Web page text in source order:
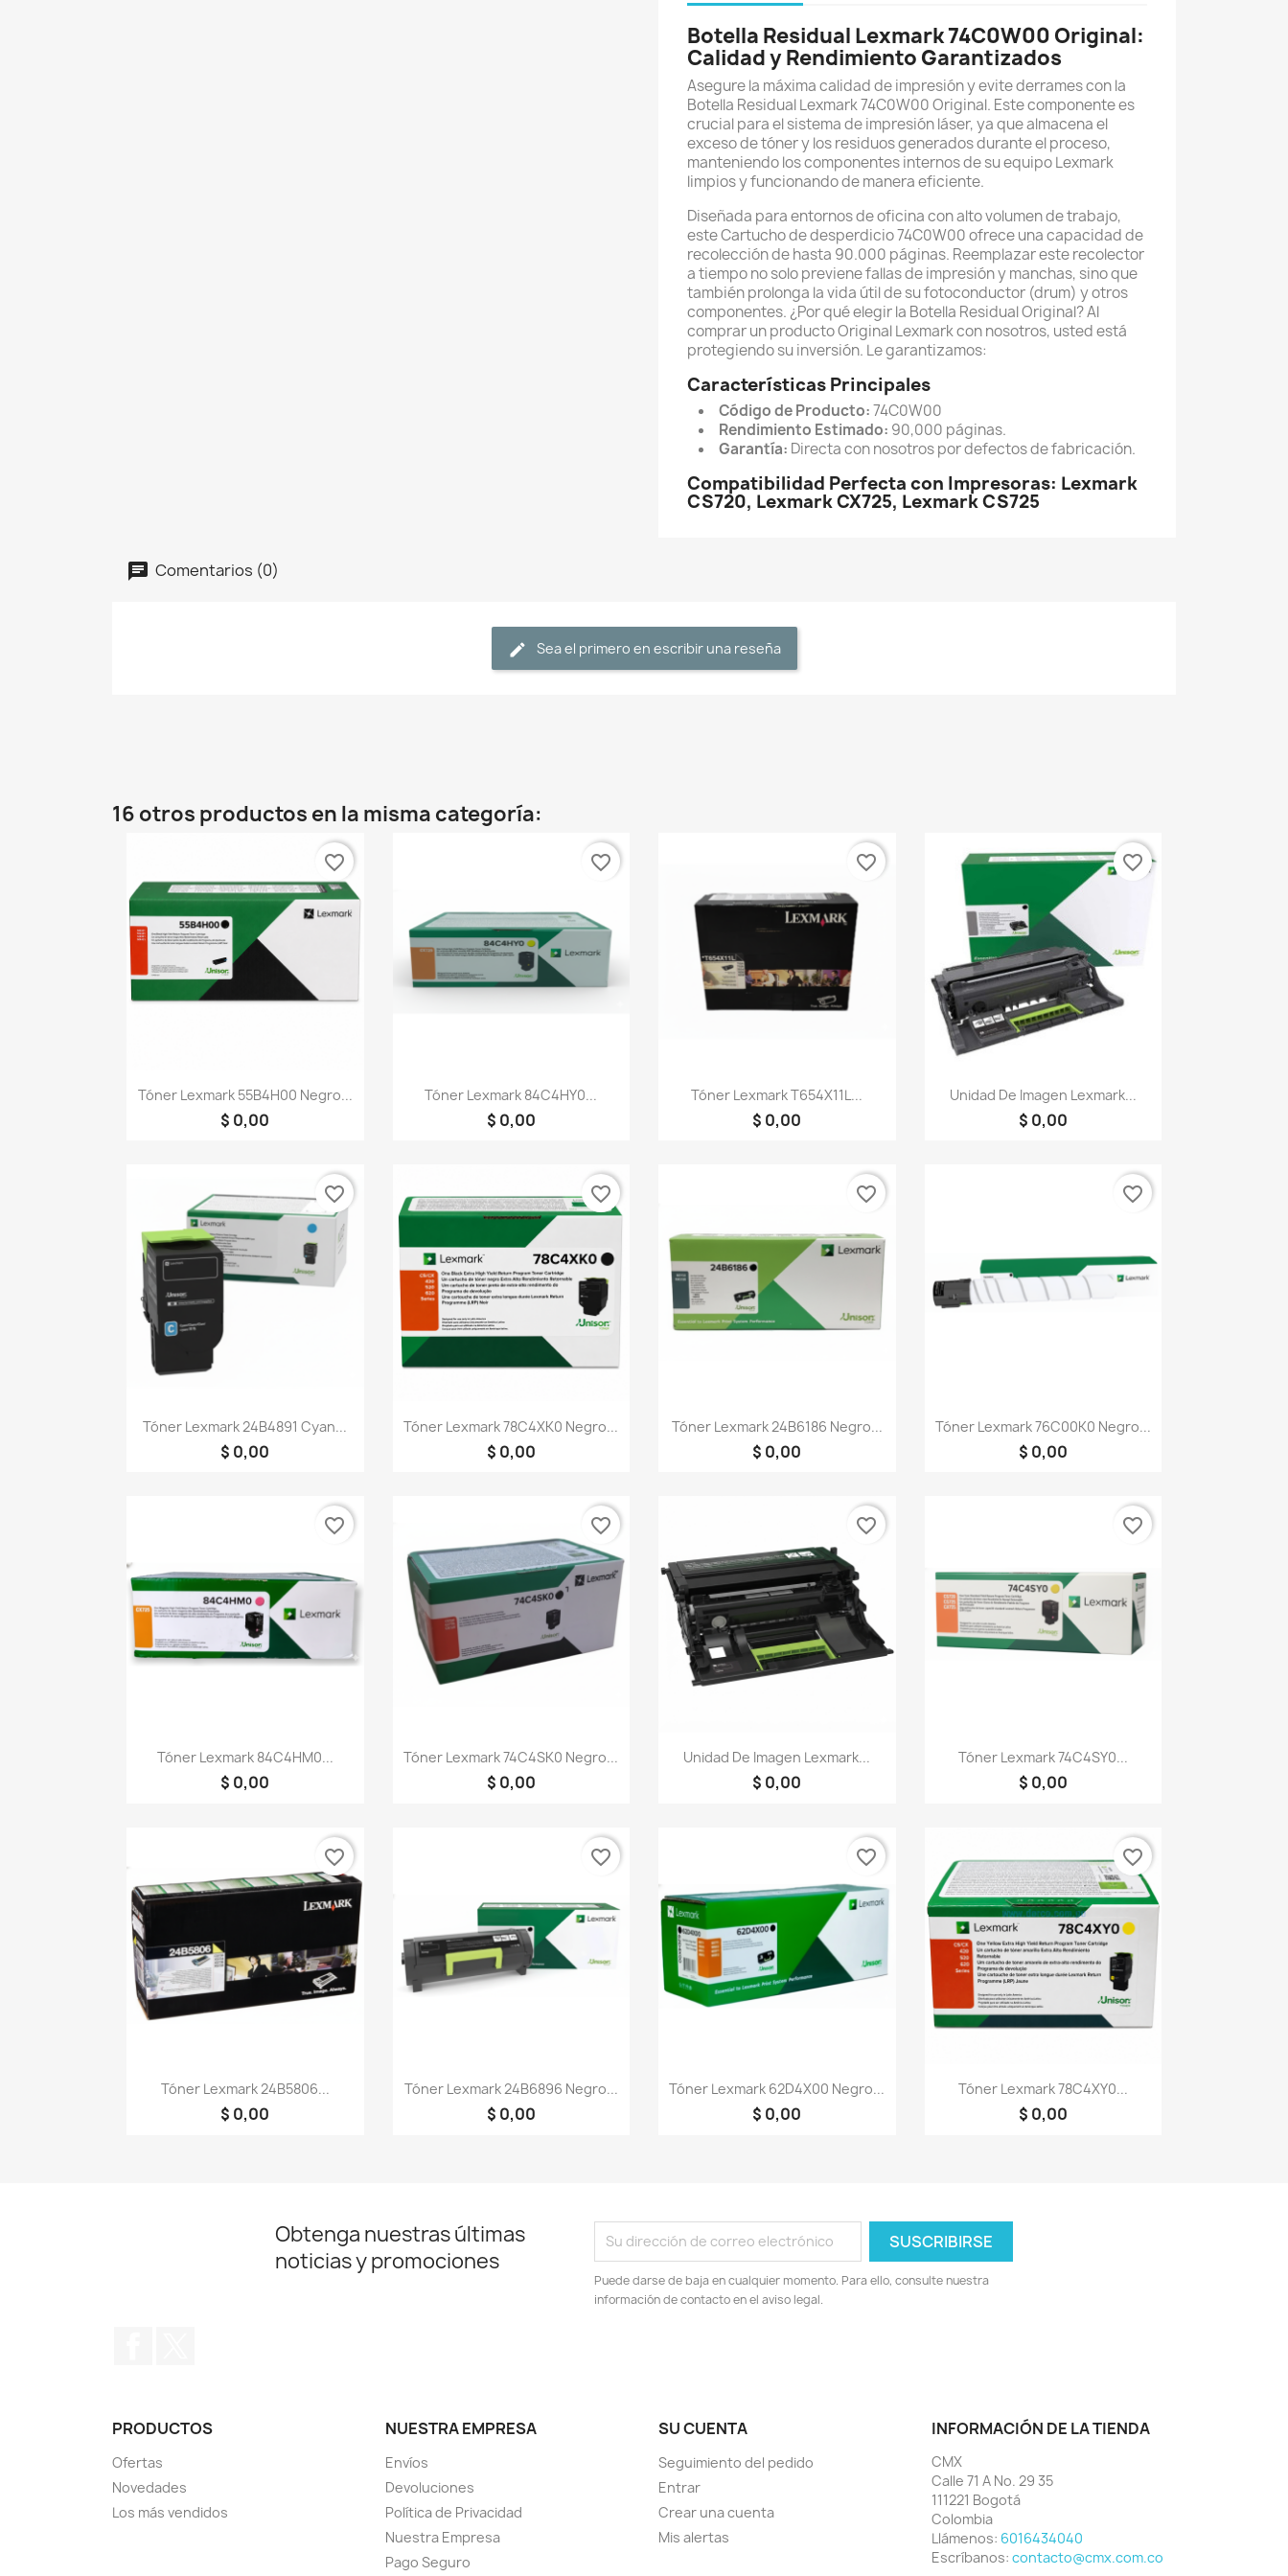
Botella Residual Lexmark 74C0W00 Original:
Calidad y Rendimiento Garantizados
Asegure la máxima calidad de impresión y evite derrames con la
Botella Residual Lexmark 74C0W00 Original. Este componente es
crucial para el sistema de impresión láser, ya que almacena el
exceso de tóner y los residuos generados durante el proceso,
manteniendo los componentes internos de su equipo Lexmark
limpios y funcionando de manera eficiente.
Diseñada para entornos de oficina con alto volumen de trabajo,
este Cartucho de desperdicio 74C0W00 ofrece una capacidad de
recolección de hasta 90.000 páginas. Reemplazar este recolector
a tiempo no solo previene fallas de impresión y manchas, sino que
también prolonga la vida útil de su fotoconductor (drum) y otros
componentes. ¿Por qué elegir la Botella Residual Original? Al
comprar un producto Original Lexmark con nosotros, usted está
protegiendo su inversión. Le garantizamos:
Características Principales
Código de Producto:74C0W00
Rendimiento Estimado: 90,000 páginas.
Garantía: Directa con nosotros por defectos de fabricación.
Compatibilidad Perfecta con Impresoras: Lexmark
CS720, Lexmark CX725, Lexmark CS725
Comentarios (0)
Sea el primero en escribir una reseña
16 otros productos en la misma categoría:
Vista rápida
Tóner Lexmark 55B4H00 Negro...
$ 0,00
favorite_border
Vista rápida
Tóner Lexmark 84C4HY0...
$ 0,00
favorite_border
Vista rápida
Tóner Lexmark T654X11L...
$ 0,00
favorite_border
Vista rápida
Unidad De Imagen Lexmark...
$ 0,00
favorite_border
Vista rápida
Tóner Lexmark 24B4891 Cyan...
$ 0,00
favorite_border
Vista rápida
Tóner Lexmark 78C4XK0 Negro...
$ 0,00
favorite_border
Vista rápida
Tóner Lexmark 24B6186 Negro...
$ 0,00
favorite_border
Vista rápida
Tóner Lexmark 76C00K0 Negro...
$ 0,00
favorite_border
Vista rápida
Tóner Lexmark 84C4HM0...
$ 0,00
favorite_border
Vista rápida
Tóner Lexmark 74C4SK0 Negro...
$ 0,00
favorite_border
Vista rápida
Unidad De Imagen Lexmark...
$ 0,00
favorite_border
Vista rápida
Tóner Lexmark 74C4SY0...
$ 0,00
favorite_border
Vista rápida
Tóner Lexmark 24B5806...
$ 0,00
favorite_border
Vista rápida
Tóner Lexmark 24B6896 Negro...
$ 0,00
favorite_border
Vista rápida
Tóner Lexmark 62D4X00 Negro...
$ 0,00
favorite_border
Vista rápida
Tóner Lexmark 78C4XY0...
$ 0,00
favorite_border
Obtenga nuestras últimas
noticias y promociones
Puede darse de baja en cualquier momento. Para ello, consulte nuestra
información de contacto en el aviso legal.
PRODUCTOS
Ofertas
Novedades
Los más vendidos
NUESTRA EMPRESA
Envíos
Devoluciones
Política de Privacidad
Nuestra Empresa
Pago Seguro
SU CUENTA
Seguimiento del pedido
Entrar
Crear una cuenta
Mis alertas
INFORMACIÓN DE LA TIENDA
CMX
Calle 71 A No. 29 35
111221 Bogotá
Colombia
Llámenos: 6016434040
Escríbanos: contacto@cmx.com.co